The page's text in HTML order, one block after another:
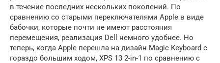
в течение последних нескольких поколений. По
сравнению со старыми переключателями Apple в виде
бабочки, которые почти не имеют расстояния
перемещения, реализация Dell немного удобнее. Но
теперь, когда Apple перешла на дизайн Magic Keyboard с
гораздо большим ходом, XPS 13 2-in-1 по сравнению с